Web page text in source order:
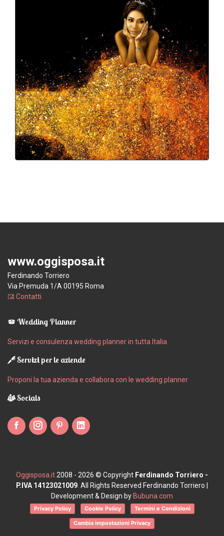
www.oggisposa.it
Ferdinando Torriero
Via Premuda 1/A 00195 Roma
Contatti
Wedding Planner
Servizi e consulenza wedding planner in tutta Italia
Servizi per le aziende
Proponi la tua azienda e collabora con le wedding planner
Socials
Oggisposa.it2008 - 2026 © Copyright Ferdinando Torriero -
P.IVA 14123021009. All Rights Reserved Ferdinando Torriero |
Development & Design by Bubuna.com
Privacy Policy Cookie Policy Termini e Condizioni
Cambia impostazioni Privacy